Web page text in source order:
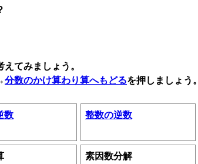
てみましょう。
分数のかけ算わり算へもどるを押しましょう。
数 整数の逆数
素因数分解